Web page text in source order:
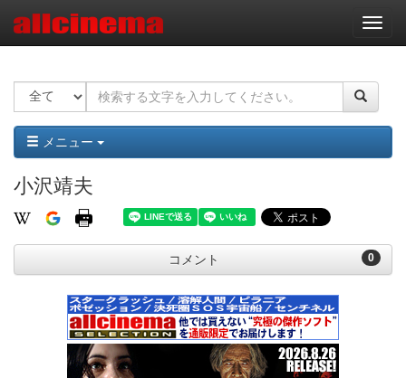
ナ
ビ
ー
ョ
ン
メニュー
小沢靖夫
0
コメント